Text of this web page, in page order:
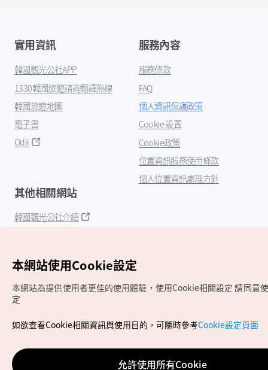
實用資訊
韓國觀光公社APP
1330韓國旅遊諮詢翻譯熱線
韓國旅遊地圖
電子書
Odii
服務內容
服務條款
FAQ
個人資訊保護政策
Cookie 設置
Cookie政策
位置資訊服務使用條款
個人位置資訊處理方針
其他相關網站
韓國觀光公社介紹
Copyrights (c) 韓國觀光公社版權所有
如有相關疑問或建議，歡迎來信至官方信箱
chinese_big5@knto.or.kr
本網站使用Cookie設定
本網站為提供使用者更佳的使用體驗，使用Cookie相關設定 請同意
定
如欲查看Cookie相關資訊與使用目的，可隨時參考Cookie設定頁面
允許使用所有Cookie